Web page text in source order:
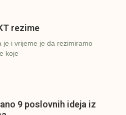
rezime
je i vrijeme je da rezimiramo
koje
9 poslovnih ideja iz